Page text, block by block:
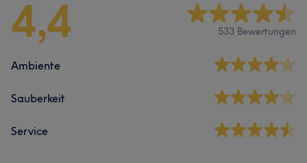
4,4 533 Bewertungen
Ambiente
Sauberkeit
Service